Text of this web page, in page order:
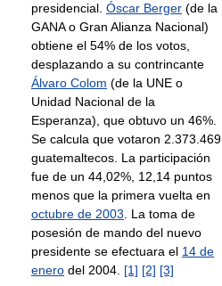
presidencial. Óscar Berger (de la
GANA o Gran Alianza Nacional)
obtiene el 54% de los votos,
desplazando a su contrincante
Álvaro Colom (de la UNE o
Unidad Nacional de la
Esperanza), que obtuvo un 46%.
Se calcula que votaron 2.373.469
guatemaltecos. La participación
fue de un 44,02%, 12,14 puntos
menos que la primera vuelta en
octubre de 2003 . La toma de
posesión de mando del nuevo
presidente se efectuara el 14 de
enero del 2004. [1] [2] [3]